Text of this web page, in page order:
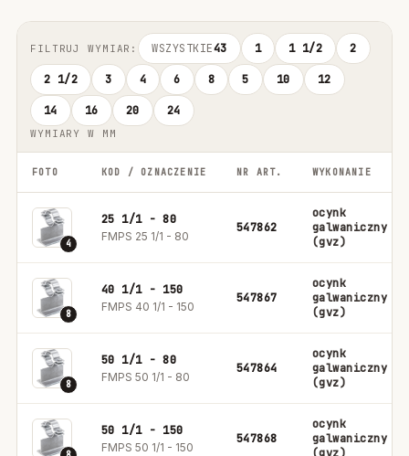
FILTRUJ WYMIAR: WSZYSTKIE43 1 1 1/2 2
2 1/2 3 4 6 8 5 10 12
14 16 20 24
WYMIARY W MM
FOTO KOD / OZNACZENIE NR ART. WYKONANIE
4
25 1/1 - 80
FMPS 25 1/1 - 80
547862
ocynk
galwaniczny
(gvz)
8
40 1/1 - 150
FMPS 40 1/1 - 150
547867
ocynk
galwaniczny
(gvz)
8
50 1/1 - 80
FMPS 50 1/1 - 80
547864
ocynk
galwaniczny
(gvz)
50 1/1 - 150
FMPS 50 1/1 - 150
547868
ocynk
galwaniczny